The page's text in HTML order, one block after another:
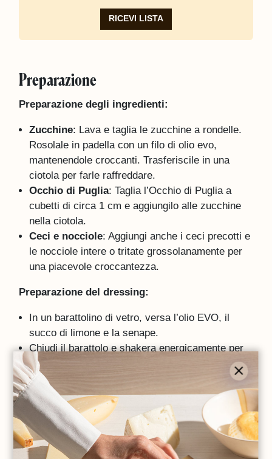
RICEVI LISTA
Preparazione
Preparazione degli ingredienti:
Zucchine: Lava e taglia le zucchine a rondelle.
Rosolale in padella con un filo di olio evo,
mantenendole croccanti. Trasferiscile in una
ciotola per farle raffreddare.
Occhio di Puglia: Taglia l’Occhio di Puglia a
cubetti di circa 1 cm e aggiungilo alle zucchine
nella ciotola.
Ceci e nocciole: Aggiungi anche i ceci precotti e
le nocciole intere o tritate grossolanamente per
una piacevole croccantezza.
Preparazione del dressing:
In un barattolino di vetro, versa l’olio EVO, il
succo di limone e la senape.
Chiudi il barattolo e shakera energicamente per
emulsionare il tutto.
Assemblaggio dell'insalata:
Versa il dressing nella ciotola con gli ingredienti
e mescola bene per far sì che tutto sia ben
connesso.